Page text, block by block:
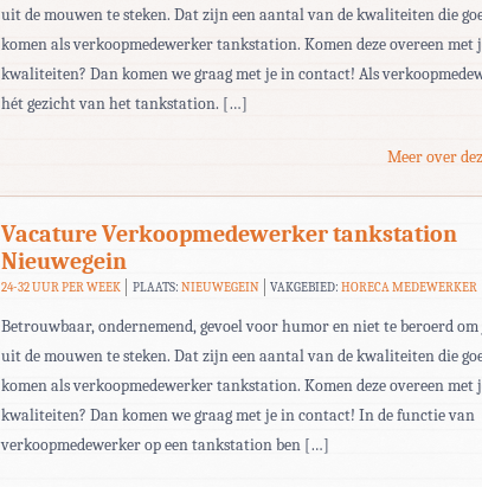
uit de mouwen te steken. Dat zijn een aantal van de kwaliteiten die
komen als verkoopmedewerker tankstation. Komen deze overeen met
kwaliteiten? Dan komen we graag met je in contact! Als
hét gezicht van het tankstation. […]
Meer over
Vacature Verkoopmedewerker tankstation
Nieuwegein
24-32 UUR PER WEEK PLAATS: NIEUWEGEIN VAKGEBIED:HORECA MEDEWERKER
Betrouwbaar, ondernemend, gevoel voor humor en niet te beroerd
uit de mouwen te steken. Dat zijn een aantal van de kwaliteiten die
komen als verkoopmedewerker tankstation. Komen deze overeen met
kwaliteiten? Dan komen we graag met je in contact! In de functie van
verkoopmedewerker op een tankstation ben […]